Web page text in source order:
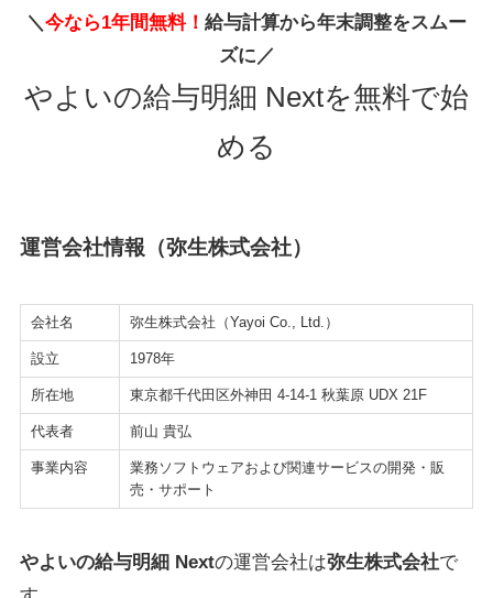
＼今なら1年間無料！ 給与計算から年末調整をスムー
ズに／
やよいの給与明細 Nextを無料で始
める
運営会社情報（弥生株式会社）
会社名 弥生株式会社（Yayoi Co., Ltd.）
設立 1978年
所在地 東京都千代田区外神田 4-14-1 秋葉原 UDX 21F
代表者 前山 貴弘
事業内容
業務ソフトウェアおよび関連サービスの開発・販
売・サポート
やよいの給与明細 Nextの運営会社は弥生株式会社で